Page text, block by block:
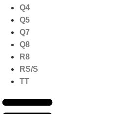
Q4
Q5
Q7
Q8
R8
RS/S
TT